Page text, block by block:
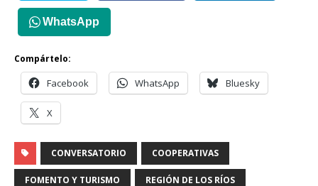
WhatsApp
Compártelo:
Facebook WhatsApp Bluesky
X
CONVERSATORIO COOPERATIVAS
FOMENTO Y TURISMO REGIÓN DE LOS RÍOS